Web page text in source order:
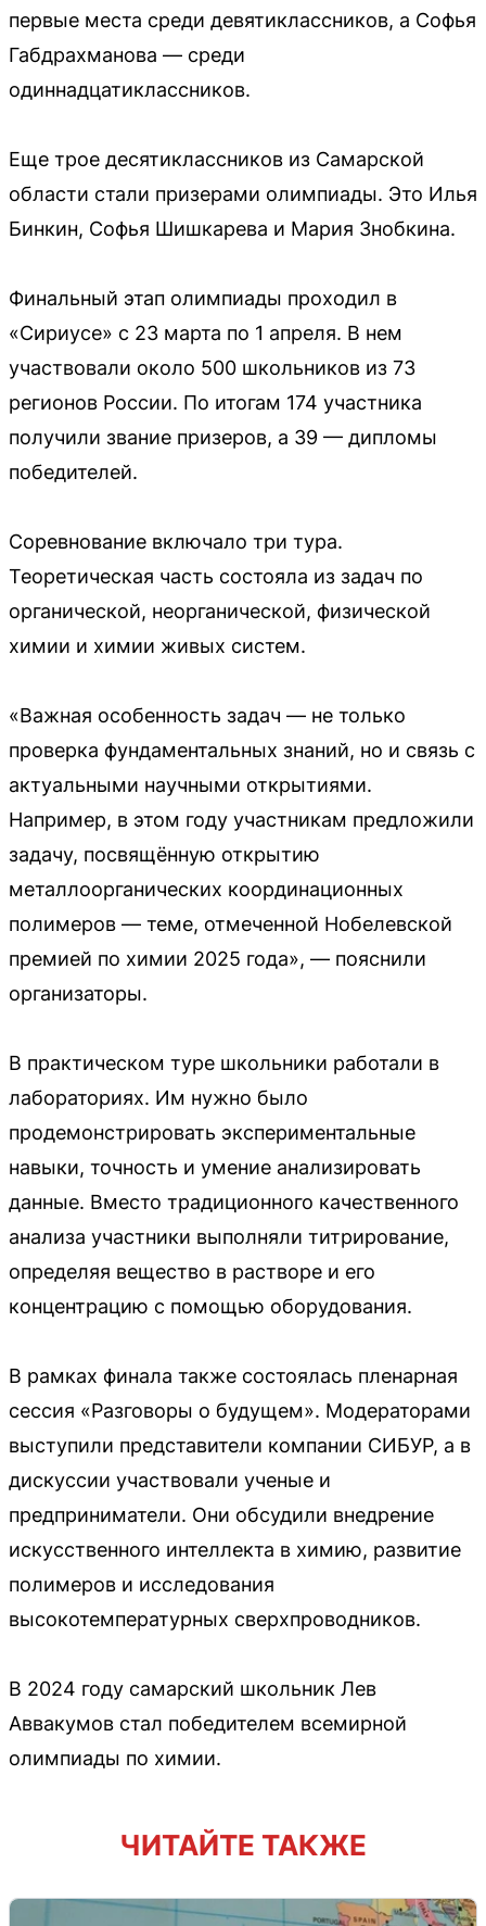
первые места среди девятиклассников, а Софья
Габдрахманова — среди
одиннадцатиклассников.
Еще трое десятиклассников из Самарской
области стали призерами олимпиады. Это Илья
Бинкин, Софья Шишкарева и Мария Знобкина.
Финальный этап олимпиады проходил в
«Сириусе» с 23 марта по 1 апреля. В нем
участвовали около 500 школьников из 73
регионов России. По итогам 174 участника
получили звание призеров, а 39 — дипломы
победителей.
Соревнование включало три тура.
Теоретическая часть состояла из задач по
органической, неорганической, физической
химии и химии живых систем.
«Важная особенность задач — не только
проверка фундаментальных знаний, но и связь с
актуальными научными открытиями.
Например, в этом году участникам предложили
задачу, посвящённую открытию
металлоорганических координационных
полимеров — теме, отмеченной Нобелевской
премией по химии 2025 года», — пояснили
организаторы.
В практическом туре школьники работали в
лабораториях. Им нужно было
продемонстрировать экспериментальные
навыки, точность и умение анализировать
данные. Вместо традиционного качественного
анализа участники выполняли титрирование,
определяя вещество в растворе и его
концентрацию с помощью оборудования.
В рамках финала также состоялась пленарная
сессия «Разговоры о будущем». Модераторами
выступили представители компании СИБУР, а в
дискуссии участвовали ученые и
предприниматели. Они обсудили внедрение
искусственного интеллекта в химию, развитие
полимеров и исследования
высокотемпературных сверхпроводников.
В 2024 году самарский школьник Лев
Аввакумов стал победителем всемирной
олимпиады по химии.
ЧИТАЙТЕ ТАКЖЕ